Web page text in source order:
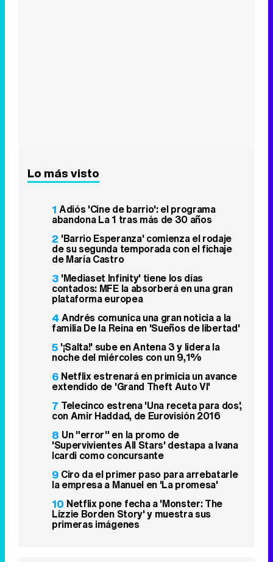
de María Castro
contados: MFE la absorberá en una gran
plataforma europea
4 Andrés comunica una gran noticia a la
familia De la Reina en 'Sueños de libertad'
5 '¡Salta!' sube en Antena 3 y lidera la
noche del miércoles con un 9,1%
6Netflix estrenará en primicia un avance
extendido de 'Grand Theft Auto VI'
7 Telecinco estrena 'Una receta para dos',
con Amir Haddad, de Eurovisión 2016
8 Un "error" en la promo de
'Supervivientes All Stars' destapa a Ivana
Icardi como concursante
9Ciro da el primer paso para arrebatarle
la empresa a Manuel en 'La promesa'
10Netflix pone fecha a 'Monster: The
Lizzie Borden Story' y muestra sus
primeras imágenes
Top Series
1 Vis a vis
2015 - 2019